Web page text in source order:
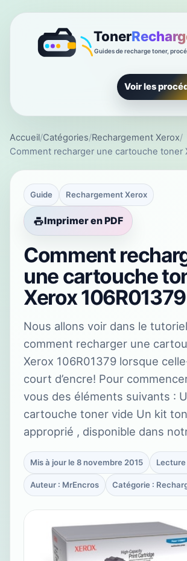
Voir les
Accueil/Catégories/Rechargement Xerox/
Comment recharger une cartouche toner
Guide Rechargement Xerox
Imprimer en PDF
Comment
une cartouche
Xerox 106R01379
Nous allons voir dans le
comment recharger une
Xerox 106R01379 lorsque
court d’encre! Pour
vous des éléments suivants :
cartouche toner vide Un kit
approprié , disponible dans
Mis à jour le 8 novembre 2015 Lecture
Auteur : MrEncros Catégorie :